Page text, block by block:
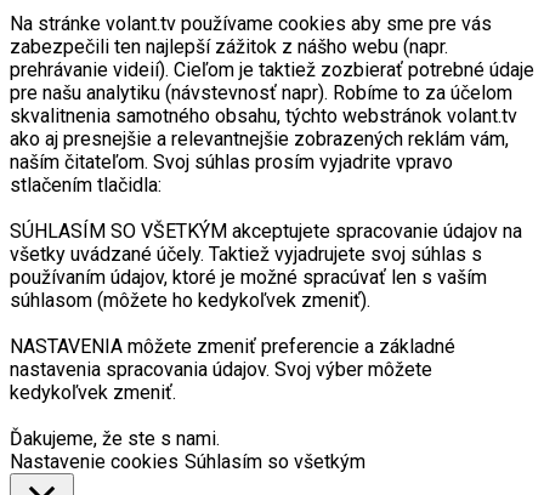
Na stránke volant.tv používame cookies aby sme pre vás
zabezpečili ten najlepší zážitok z nášho webu (napr.
prehrávanie videií). Cieľom je taktiež zozbierať potrebné údaje
pre našu analytiku (návstevnosť napr). Robíme to za účelom
skvalitnenia samotného obsahu, týchto webstránok volant.tv
ako aj presnejšie a relevantnejšie zobrazených reklám vám,
naším čitateľom. Svoj súhlas prosím vyjadrite vpravo
stlačením tlačidla:
SÚHLASÍM SO VŠETKÝM akceptujete spracovanie údajov na
všetky uvádzané účely. Taktiež vyjadrujete svoj súhlas s
používaním údajov, ktoré je možné spracúvať len s vaším
súhlasom (môžete ho kedykoľvek zmeniť).
NASTAVENIA môžete zmeniť preferencie a základné
nastavenia spracovania údajov. Svoj výber môžete
kedykoľvek zmeniť.
Ďakujeme, že ste s nami.
Nastavenie cookies Súhlasím so všetkým